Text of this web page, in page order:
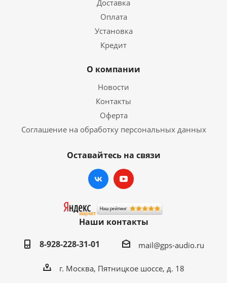
Доставка
Оплата
Установка
Кредит
О компании
Новости
Контакты
Оферта
Соглашение на обработку персональных данных
Оставайтесь на связи
Наши контакты
8-928-228-31-01
mail@gps-audio.ru
г. Москва, Пятницкое шоссе, д. 18